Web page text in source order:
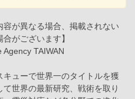
容が異なる場合、掲載されない
がございます】
Agency TAIWAN
ューで世界一のタイトルを獲
世界の最新研究、戦術を取り